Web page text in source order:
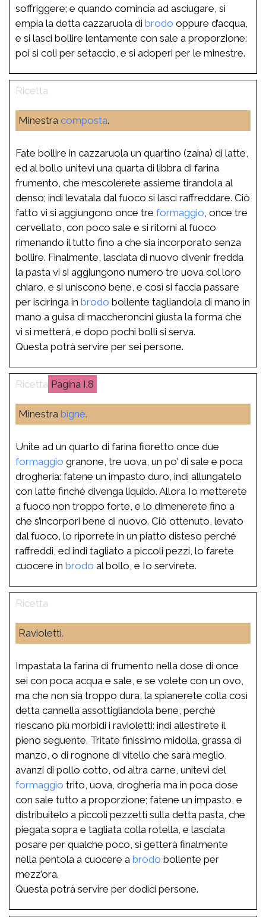
soffriggere; e quando comincia ad asciugare, si
empia la detta cazzaruola di brodo oppure d’acqua,
e si lasci bollire lentamente con sale a proporzione:
poi si coli per setaccio, e si adoperi per le minestre.
Minestra composta.
Fate bollire in cazzaruola un quartino (zaina) di latte,
ed al bollo unitevi una quarta di libbra di farina
frumento, che mescolerete assieme tirandola al
denso; indi levatala dal fuoco si lasci raffreddare. Ciò
fatto vi si aggiungono once tre formaggio , once tre
cervellato, con poco sale e si ritorni al fuoco
rimenando il tutto fino a che sia incorporato senza
bollire. Finalmente, lasciata di nuovo divenir fredda
la pasta vi si aggiungono numero tre uova col loro
chiaro, e si uniscono bene, e così si faccia passare
per isciringa in brodo bollente tagliandola di mano in
mano a guisa di maccheroncini giusta la forma che
vi si metterà, e dopo pochi bolli si serva.
Questa potrà servire per sei persone.
I.8
Minestra bignè.
Unite ad un quarto di farina fioretto once due
formaggio granone, tre uova, un po’ di sale e poca
drogheria: fatene un impasto duro, indi allungatelo
con latte finché divenga liquido. Allora Io metterete
a fuoco non troppo forte, e lo dimenerete fino a
che s’incorpori bene di nuovo. Ciò ottenuto, levato
dal fuoco, lo riporrete in un piatto disteso perché
raffreddi, ed indi tagliato a piccoli pezzi, lo farete
cuocere in brodo al bollo, e Io servirete.
Ravioletti.
Impastata la farina di frumento nella dose di once
sei con poca acqua e sale, e se volete con un ovo,
ma che non sia troppo dura, la spianerete colla così
detta cannella assottigliandola bene, perché
riescano più morbidi i ravioletti: indi allestirete il
pieno seguente. Tritate finissimo midolla, grassa di
manzo, o di rognone di vitello che sarà meglio,
avanzi di pollo cotto, od altra carne, unitevi del
formaggio trito, uova, drogheria ma in poca dose
con sale tutto a proporzione; fatene un impasto, e
distribuitelo a piccoli pezzetti sulla detta pasta, che
piegata sopra e tagliata colla rotella, e lasciata
posare per qualche poco, si getterà finalmente
nella pentola a cuocere a brodo bollente per
mezz’ora.
Questa potrà servire per dodici persone.